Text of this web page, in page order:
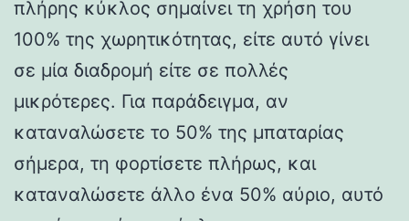
πλήρης κύκλος σημαίνει τη χρήση του
100% της χωρητικότητας, είτε αυτό γίνει
σε μία διαδρομή είτε σε πολλές
μικρότερες. Για παράδειγμα, αν
καταναλώσετε το 50% της μπαταρίας
σήμερα, τη φορτίσετε πλήρως, και
καταναλώσετε άλλο ένα 50% αύριο, αυτό